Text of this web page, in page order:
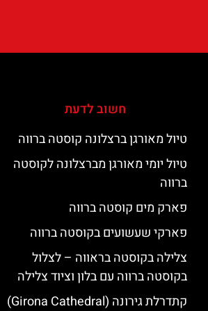
חשוב לדעת
טיול מאורגן ברצלונה קוסטה ברווה
טיול יומי מאורגן מברצלונה לקוסטה
ברווה
פארק מים קוסטה ברווה
פארקי שעשועים בקוסטה ברווה
צלילה בקוסטה בראווה – לצלול
בקוסטה ברווה עם בלון וציוד צלילה
קתדרלת גירונה (Girona Cathedral)